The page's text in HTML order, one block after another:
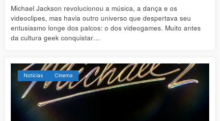
Michael Jackson revolucionou a música, a dança e os
videoclipes, mas havia outro universo que despertava seu
entusiasmo longe dos palcos: o dos videogames. Muito antes
da cultura geek conquistar…
Notícias Cinema